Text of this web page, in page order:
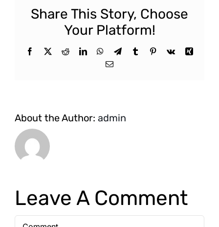
Share This Story, Choose
Your Platform!
Facebook
X RedditLinkedInWhatsApp
TelegramTumblr Pinterest
Vk
Xing
Email
About the Author: admin
Leave A Comment
Comment